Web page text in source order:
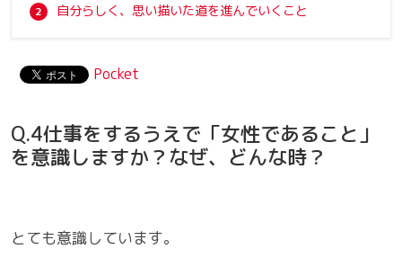
自分らしく、思い描いた道を進んでいくこと
Pocket
Q.4仕事をするうえで「女性であること」
を意識しますか？なぜ、どんな時？
とても意識しています。